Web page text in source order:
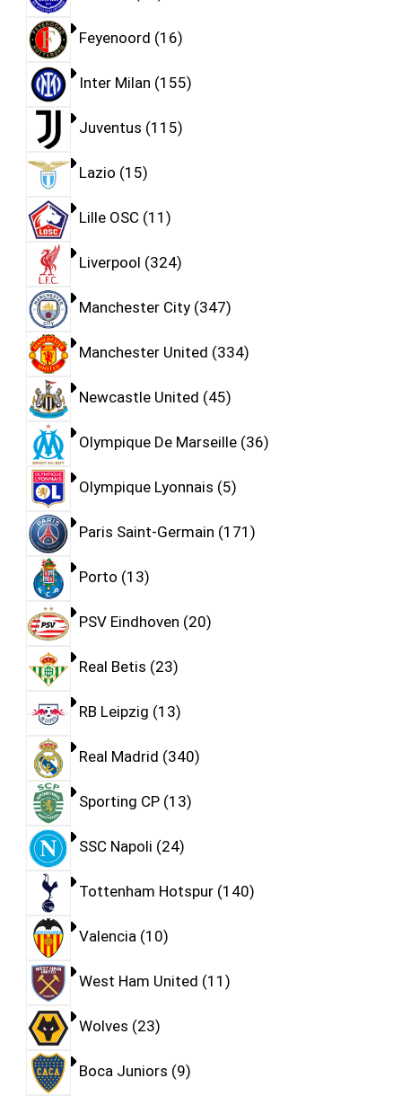
Feyenoord 16
Inter Milan 155
Juventus 115
Lazio 15
Lille OSC 11
Liverpool 324
Manchester City 347
Manchester United 334
Newcastle United 45
Olympique De Marseille 36
Olympique Lyonnais 5
Paris Saint-Germain 171
Porto 13
PSV Eindhoven 20
Real Betis 23
RB Leipzig 13
Real Madrid 340
Sporting CP 13
SSC Napoli 24
Tottenham Hotspur 140
Valencia 10
West Ham United 11
Wolves 23
Boca Juniors 9